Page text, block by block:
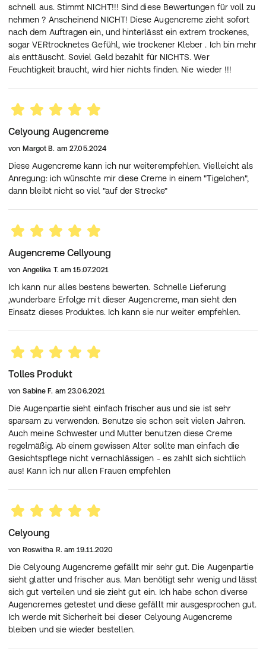
schnell aus. Stimmt NICHT!!! Sind diese Bewertungen für voll zu
nehmen ? Anscheinend NICHT! Diese Augencreme zieht sofort
nach dem Auftragen ein, und hinterlässt ein extrem trockenes,
sogar VERtrocknetes Gefühl, wie trockener Kleber . Ich bin mehr
als enttäuscht. Soviel Geld bezahlt für NICHTS. Wer
Feuchtigkeit braucht, wird hier nichts finden. Nie wieder !!!
Celyoung Augencreme
von Margot B. am 27.05.2024
Diese Augencreme kann ich nur weiterempfehlen. Vielleicht als
Anregung: ich wünschte mir diese Creme in einem "Tigelchen",
dann bleibt nicht so viel "auf der Strecke"
Augencreme Cellyoung
von Angelika T. am 15.07.2021
Ich kann nur alles bestens bewerten. Schnelle Lieferung
,wunderbare Erfolge mit dieser Augencreme, man sieht den
Einsatz dieses Produktes. Ich kann sie nur weiter empfehlen.
Tolles Produkt
von Sabine F. am 23.06.2021
Die Augenpartie sieht einfach frischer aus und sie ist sehr
sparsam zu verwenden. Benutze sie schon seit vielen Jahren.
Auch meine Schwester und Mutter benutzen diese Creme
regelmäßig. Ab einem gewissen Alter sollte man einfach die
Gesichtspflege nicht vernachlässigen - es zahlt sich sichtlich
aus! Kann ich nur allen Frauen empfehlen
Celyoung
von Roswitha R. am 19.11.2020
Die Celyoung Augencreme gefällt mir sehr gut. Die Augenpartie
sieht glatter und frischer aus. Man benötigt sehr wenig und lässt
sich gut verteilen und sie zieht gut ein. Ich habe schon diverse
Augencremes getestet und diese gefällt mir ausgesprochen gut.
Ich werde mit Sicherheit bei dieser Celyoung Augencreme
bleiben und sie wieder bestellen.